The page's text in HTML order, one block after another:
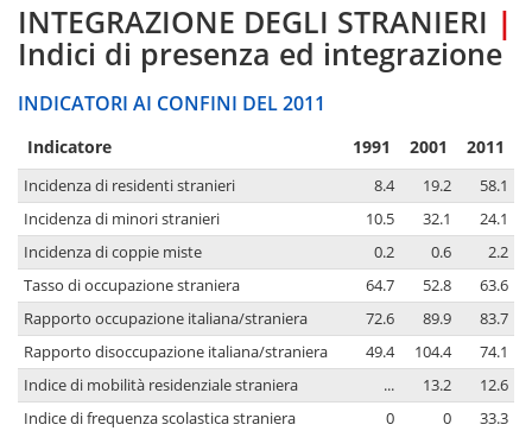
INTEGRAZIONE DEGLI STRANIERI |
Indici di presenza ed integrazione
INDICATORI AI CONFINI DEL 2011
Indicatore 1991 2001 2011
Incidenza di residenti stranieri 8.4 19.2
58.1
Incidenza di minori stranieri
10.5 32.1
24.1
Incidenza di coppie miste
0.2 0.6
2.2
Tasso di occupazione straniera
64.7 52.8
63.6
Rapporto occupazione italiana/straniera
72.6 89.9
83.7
Rapporto disoccupazione italiana/straniera
49.4 104.4
74.1
Indice di mobilità residenziale straniera
... 13.2
12.6
Indice di frequenza scolastica straniera
0 0
33.3